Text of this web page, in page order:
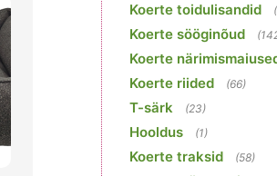
Koerte toidulisandid
Koerte sööginõud
Koerte
Koerte riided (66)
T-särk (23)
Hooldus (1)
Koerte traksid (58)